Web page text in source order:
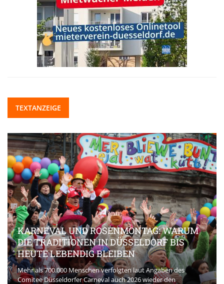
TEXTANZEIGE
KARNEVAL UND ROSENMONTAG: WARUM
DIE TRADITIONEN IN DÜSSELDORF BIS
HEUTE LEBENDIG BLEIBEN
Mehr als 700.000 Menschen verfolgten laut Angaben des
Comitee Düsseldorfer Carneval auch 2026 wieder den